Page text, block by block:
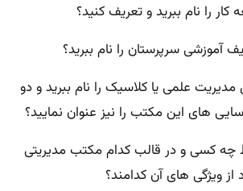
مدیریت علمی یا کلاسیک را نام ببرید و دو
های این مکتب را نیز عنوان نمایید؟
چه کسی و در قالب کدام مکتب مدیریتی
ویژگی های آن کدامند؟